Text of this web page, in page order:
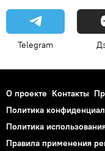
Telegram
О проекте Контакты
Политика
Политика
Правила применения